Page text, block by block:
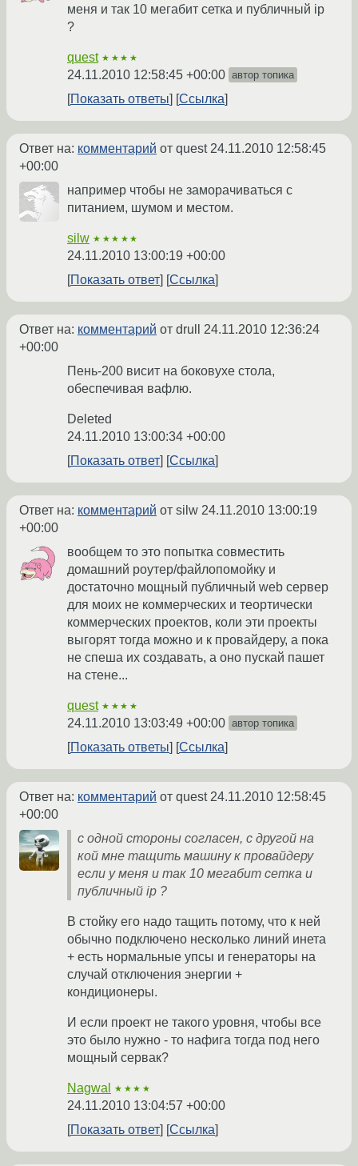
меня и так 10 мегабит сетка и публичный ip
?
quest ★★★★
24.11.2010 12:58:45 +00:00 автор топика
Показать ответы Ссылка
Ответ на: комментарий от quest 24.11.2010 12:58:45
+00:00
например чтобы не заморачиваться с
питанием, шумом и местом.
silw ★★★★★
24.11.2010 13:00:19 +00:00
Показать ответ
Ссылка
Ответ на: комментарий от drull 24.11.2010 12:36:24
+00:00
Пень-200 висит на боковухе стола,
обеспечивая вафлю.
Deleted
24.11.2010 13:00:34 +00:00
Показать ответ
Ссылка
Ответ на: комментарий от silw 24.11.2010 13:00:19
+00:00
вообщем то это попытка совместить
домашний роутер/файлопомойку и
достаточно мощный публичный web сервер
для моих не коммерческих и теортически
коммерческих проектов, коли эти проекты
выгорят тогда можно и к провайдеру, а пока
не спеша их создавать, а оно пускай пашет
на стене...
quest ★★★★
24.11.2010 13:03:49 +00:00 автор топика
Показать ответы Ссылка
Ответ на: комментарий от quest 24.11.2010 12:58:45
+00:00
с одной стороны согласен, с другой на
кой мне тащить машину к провайдеру
если у меня и так 10 мегабит сетка и
публичный ip ?
В стойку его надо тащить потому, что к ней
обычно подключено несколько линий инета
+ есть нормальные упсы и генераторы на
случай отключения энергии +
кондиционеры.
И если проект не такого уровня, чтобы все
это было нужно - то нафига тогда под него
мощный сервак?
Nagwal ★★★★
24.11.2010 13:04:57 +00:00
Показать ответ
Ссылка